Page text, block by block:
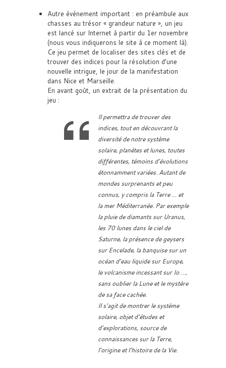
Autre événement important : en préambule aux
chasses au trésor « grandeur nature », un jeu
est lancé sur Internet à partir du 1er novembre
(nous vous indiquerons le site à ce moment là).
Ce jeu permet de localiser des sites clés et de
trouver des indices pour la résolution d’une
nouvelle intrigue, le jour de la manifestation
dans Nice et Marseille.
En avant goût, un extrait de la présentation du
jeu :
Il permettra de trouver des
indices, tout en découvrant la
diversité de notre système
solaire, planètes et lunes, toutes
différentes, témoins d’évolutions
étonnamment variées. Autant de
mondes surprenants et peu
connus, y compris la Terre … et
la mer Méditerranée. Par exemple
la pluie de diamants sur Uranus,
les 70 lunes dans le ciel de
Saturne, la présence de geysers
sur Encelade, la banquise sur un
océan d’eau liquide sur Europe,
le volcanisme incessant sur Io …,
sans oublier la Lune et le mystère
de sa face cachée.
Il s’agit de montrer le système
solaire, objet d’études et
d’explorations, source de
connaissances sur la Terre,
l’origine et l’histoire de la Vie.